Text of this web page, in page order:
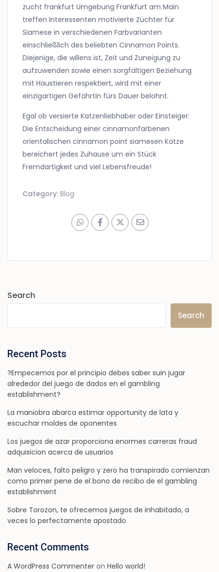
zucht frankfurt Umgebung Frankfurt am Main
treffen Interessenten motivierte Züchter für
Siamese in verschiedenen Farbvarianten
einschließlich des beliebten Cinnamon Points.
Diejenige, die willens ist, Zeit und Zuneigung zu
aufzuwenden sowie einen sorgfältigen Beziehung
mit Haustieren respektiert, wird mit einer
einzigartigen Gefährtin fürs Dauer belohnt.
Egal ob versierte Katzenliebhaber oder Einsteiger:
Die Entscheidung einer cinnamonfarbenen
orientalischen cinnamon point siamesen Katze
bereichert jedes Zuhause um ein Stück
Fremdartigkeit und viel Lebensfreude!
Category:Blog
Search
Search
Recent Posts
?Empecemos por el principio debes saber suin jugar
alrededor del juego de dados en el gambling
establishment?
La maniobra abarca estimar opportunity de lata y
escuchar moldes de oponentes
Los juegos de azar proporciona enormes carreras fraud
adquisicion acerca de usuarios
Man veloces, falto peligro y zero ha transpirado comienzan
como primer pene de el bono de recibo de el gambling
establishment
Sobre Torozon, te ofrecemos juegos de inhabitado, a
veces lo perfectamente apostado
Recent Comments
A WordPress Commenter onHello world!